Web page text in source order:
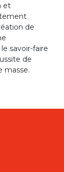
et
de
savoir-faire
de
masse.